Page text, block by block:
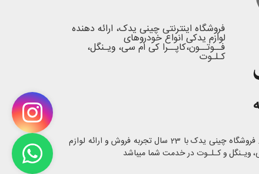
فروشگاه اینترنتی چینی یدک، ارائه دهنده
لوازم یدکی انواع خودروهای
فــوتــون،کاپــرا کی ام سی، ویـنگل،
کـلـوت
با یک بار خرید مشتری دائمی ما شوید. فروشگاه چینی یدک با 23 سال تجربه فروش و ارائه لوازم
ویـنگل و کـلـوت در خدمت شما میباشد